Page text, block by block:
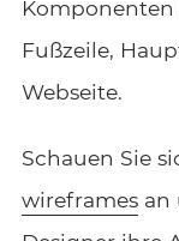
Fußzeile,
Webseite.
Schauen Sie
wireframesan